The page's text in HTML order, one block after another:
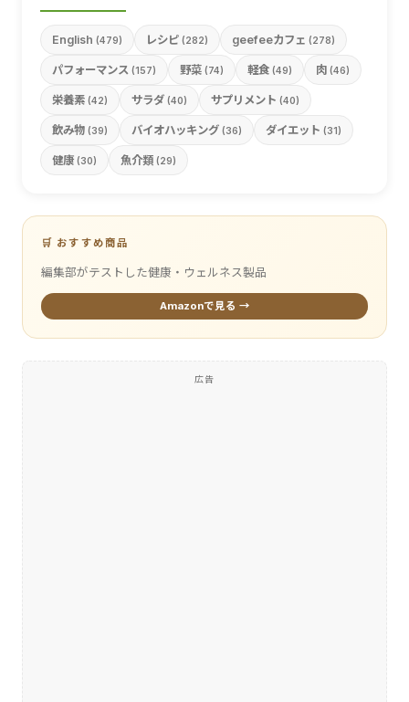
English (479) レシピ (282) geefeeカフェ (278)
パフォーマンス (157) 野菜 (74) 軽食 (49) 肉 (46)
栄養素 (42) サラダ (40) サプリメント (40)
飲み物 (39) バイオハッキング (36) ダイエット (31)
健康 (30) 魚介類 (29)
🛒 おすすめ商品
編集部がテストした健康・ウェルネス製品
Amazonで見る →
広告